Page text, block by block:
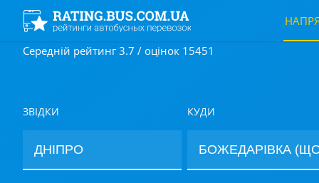
Середній рейтинг 3.7 / оцінок 15451
ЗВІДКИ КУДИ